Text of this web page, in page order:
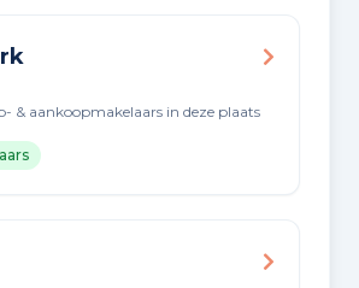
& aankoopmakelaars in deze plaats